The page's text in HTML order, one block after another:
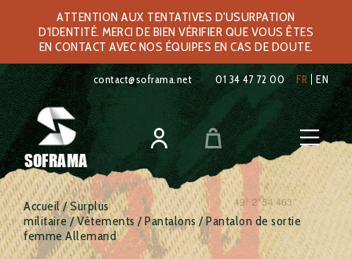
ATTENTION AUX TENTATIVES D'USURPATION
D'IDENTITÉ. MERCI DE BIEN VÉRIFIER QUE VOUS ÊTES
EN CONTACT AVEC NOS ÉQUIPES EN CAS DE DOUTE.
contact@soframa.net 01 34 47 72 00 FR EN
SOFRAMA
Accueil/Surplus
militaire/Vêtements/Pantalons/ Pantalon de sortie
femme Allemand